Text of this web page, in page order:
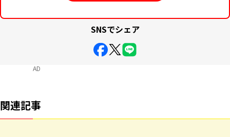
SNSでシェア
AD
関連記事